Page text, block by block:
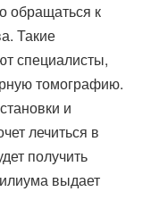
обращаться к
Такие
специалисты,
томографию.
и
лечиться в
получить
выдает